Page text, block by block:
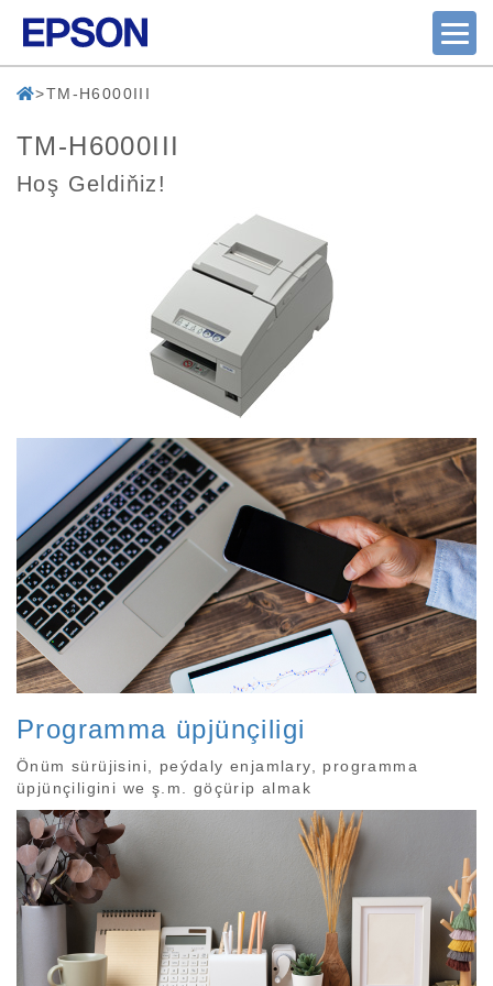
TM-H6000III
TM-H6000III
Hoş Geldiňiz!
Programma üpjünçiligi
Önüm sürüjisini, peýdaly enjamlary, programma
üpjünçiligini we ş.m. göçürip almak